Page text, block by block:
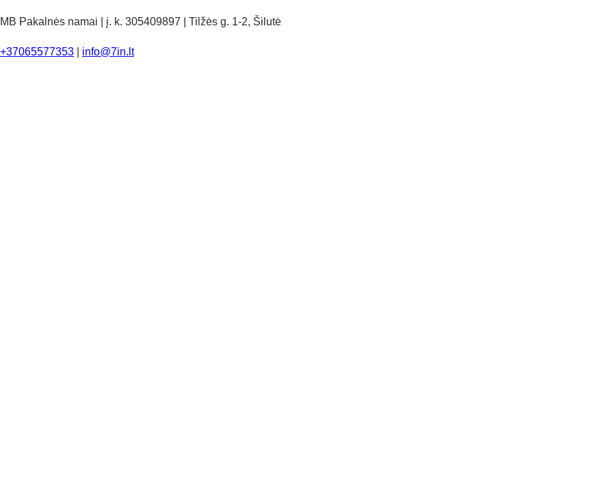
MB Pakalnės namai | į. k. 305409897 | Tilžės g. 1-2, Šilutė
+37065577353 info@7in.lt